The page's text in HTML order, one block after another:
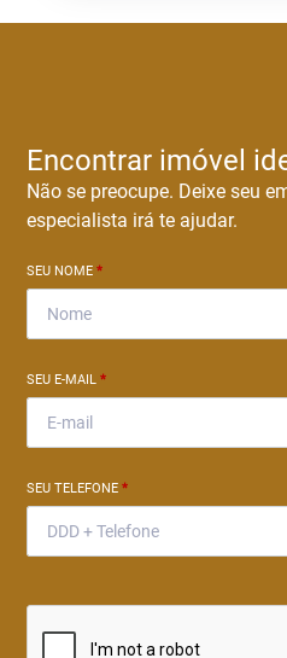
Encontrar imóvel
Não se preocupe. Deixe seu
especialista irá te ajudar.
SEU NOME*
SEU E-MAIL*
SEU TELEFONE*